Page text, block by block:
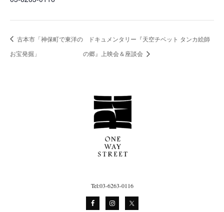
古本市「神保町で東洋の
お宝発掘」
ドキュメンタリー『天空チベット タンカ絵師
の郷』上映会＆座談会
Tel:03-6263-0116